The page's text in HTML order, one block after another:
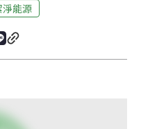
淨能源